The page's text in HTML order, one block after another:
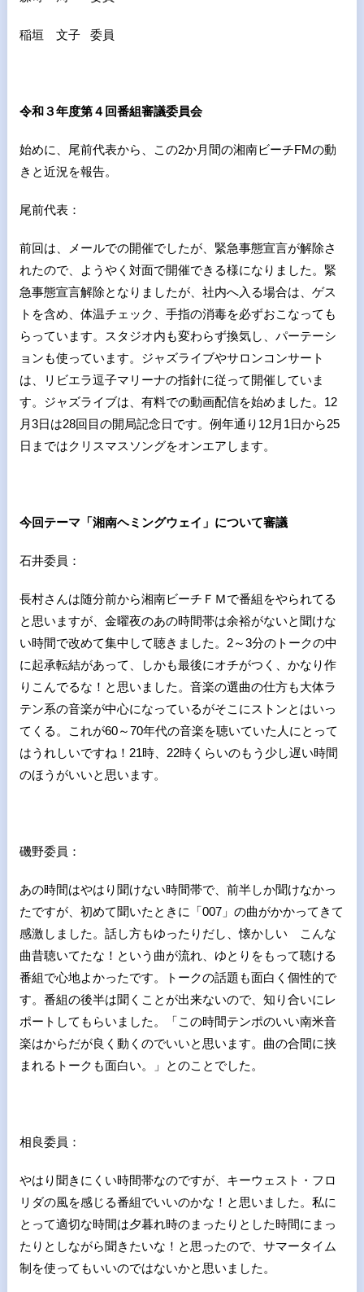
稲垣 文子 委員
令和３年度第４回番組審議委員会
始めに、尾前代表から、この2か月間の湘南ビーチFMの動
きと近況を報告。
尾前代表：
前回は、メールでの開催でしたが、緊急事態宣言が解除さ
れたので、ようやく対面で開催できる様になりました。緊
急事態宣言解除となりましたが、社内へ入る場合は、ゲス
トを含め、体温チェック、手指の消毒を必ずおこなっても
らっています。スタジオ内も変わらず換気し、パーテーシ
ョンも使っています。ジャズライブやサロンコンサート
は、リビエラ逗子マリーナの指針に従って開催していま
す。ジャズライブは、有料での動画配信を始めました。 12
月3日は28回目の開局記念日です。例年通り 12月 1日から25
日まではクリスマスソングをオンエアします。
今回テーマ「湘南ヘミングウェイ」について審議
石井委員：
長村さんは随分前から湘南ビーチＦＭで番組をやられてる
と思いますが、金曜夜のあの時間帯は余裕がないと聞けな
い時間で改めて集中して聴きました。 2～3分のトークの中
に起承転結があって、しかも最後にオチがつく、かなり作
りこんでるな！と思いました。音楽の選曲の仕方も大体ラ
テン系の音楽が中心になっているがそこにストンとはいっ
てくる。これが60～70年代の音楽を聴いていた人にとって
はうれしいですね！ 21時、 22時くらいのもう少し遅い時間
のほうがいいと思います。
磯野委員：
あの時間はやはり聞けない時間帯で、前半しか聞けなかっ
たですが、初めて聞いたときに「007」の曲がかかってきて
感激しました。話し方もゆったりだし、懐かしい こんな
曲昔聴いてたな！という曲が流れ、ゆとりをもって聴ける
番組で心地よかったです。トークの話題も面白く個性的で
す。番組の後半は聞くことが出来ないので、知り合いにレ
ポートしてもらいました。「この時間テンポのいい南米音
楽はからだが良く動くのでいいと思います。曲の合間に挟
まれるトークも面白い。」とのことでした。
相良委員：
やはり聞きにくい時間帯なのですが、キーウェスト・フロ
リダの風を感じる番組でいいのかな！と思いました。私に
とって適切な時間は夕暮れ時のまったりとした時間にまっ
たりとしながら聞きたいな！と思ったので、サマータイム
制を使ってもいいのではないかと思いました。